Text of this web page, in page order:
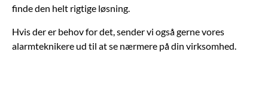
finde den helt rigtige løsning.
Hvis der er behov for det, sender vi også gerne vores
alarmteknikere ud til at se nærmere på din virksomhed.